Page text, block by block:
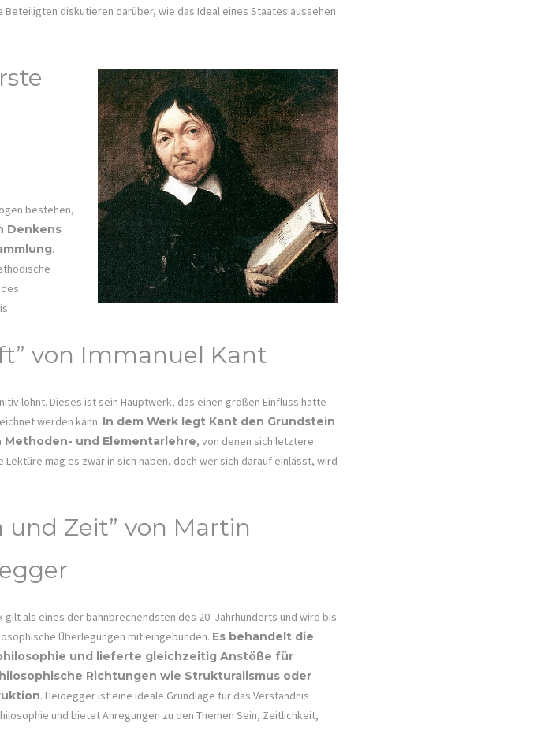
diskutieren darüber, wie das Ideal eines Staates aussehen
bestehen,
Denkens
.
von Immanuel Kant
lohnt. Dieses ist sein Hauptwerk, das einen großen Einfluss hatte
werden kann. In dem Werk legt Kant den Grundstein
und Elementarlehre, von denen sich letztere
mag es zwar in sich haben, doch wer sich darauf einlässt, wird
und Zeit” von Martin
gilt als eines der bahnbrechendsten des 20. Jahrhunderts und wird bis
Überlegungen mit eingebunden. Es behandelt die
und lieferte gleichzeitig Anstöße für
Richtungen wie Strukturalismus oder
. Heidegger ist eine ideale Grundlage für das Verständnis
und bietet Anregungen zu den Themen Sein, Zeitlichkeit,